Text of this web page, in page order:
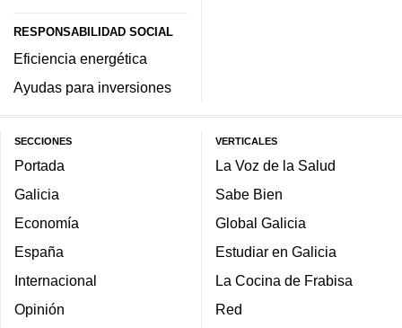
RESPONSABILIDAD SOCIAL
Eficiencia energética
Ayudas para inversiones
SECCIONES
Portada
Galicia
Economía
España
Internacional
Opinión
VERTICALES
La Voz de la Salud
Sabe Bien
Global Galicia
Estudiar en Galicia
La Cocina de Frabisa
Red